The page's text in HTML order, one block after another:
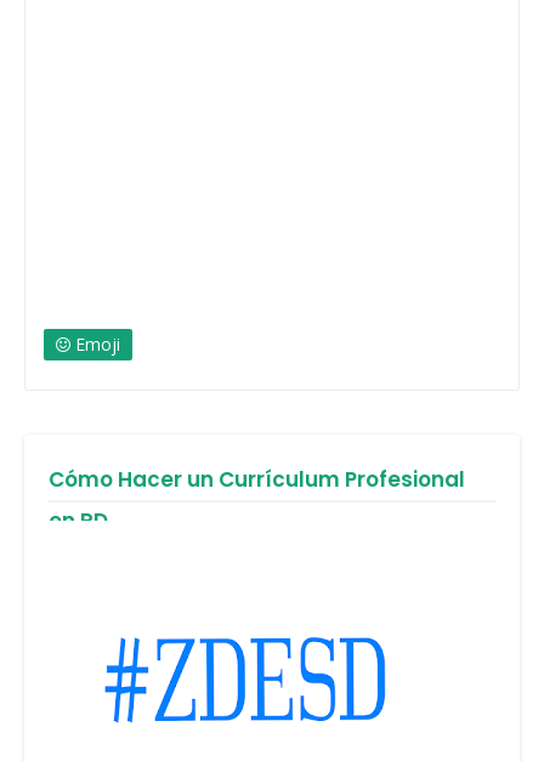
Emoji
Cómo Hacer un Currículum Profesional
en RD